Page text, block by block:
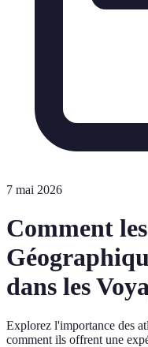
7 mai 2026
Comment
dans les
Explorez l'importance des
comment ils offrent une